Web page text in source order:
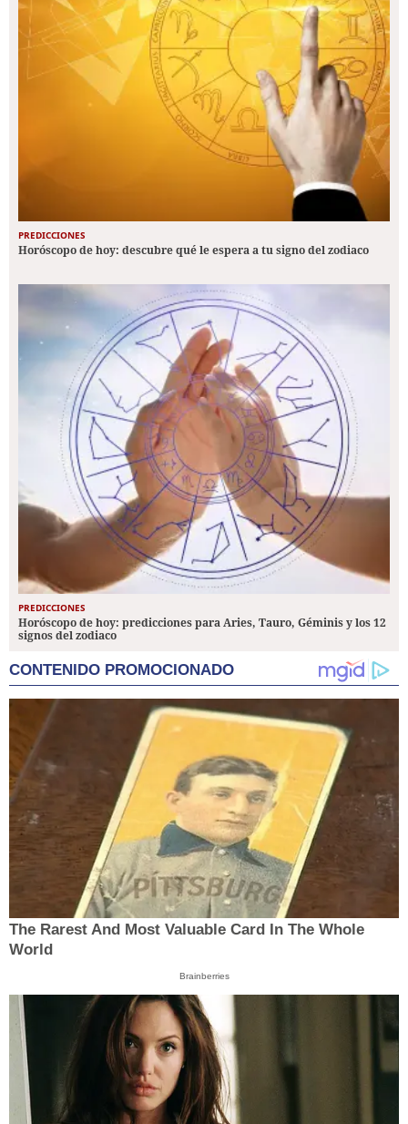
PREDICCIONES
Horóscopo de hoy: descubre qué le espera a tu signo del zodiaco
PREDICCIONES
Horóscopo de hoy: predicciones para Aries, Tauro, Géminis y los 12
signos del zodiaco
CONTENIDO PROMOCIONADO
The Rarest And Most Valuable Card In The Whole
World
Brainberries